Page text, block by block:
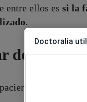
entre ellos es si la
.
desde la
ya está en
Doctoralia